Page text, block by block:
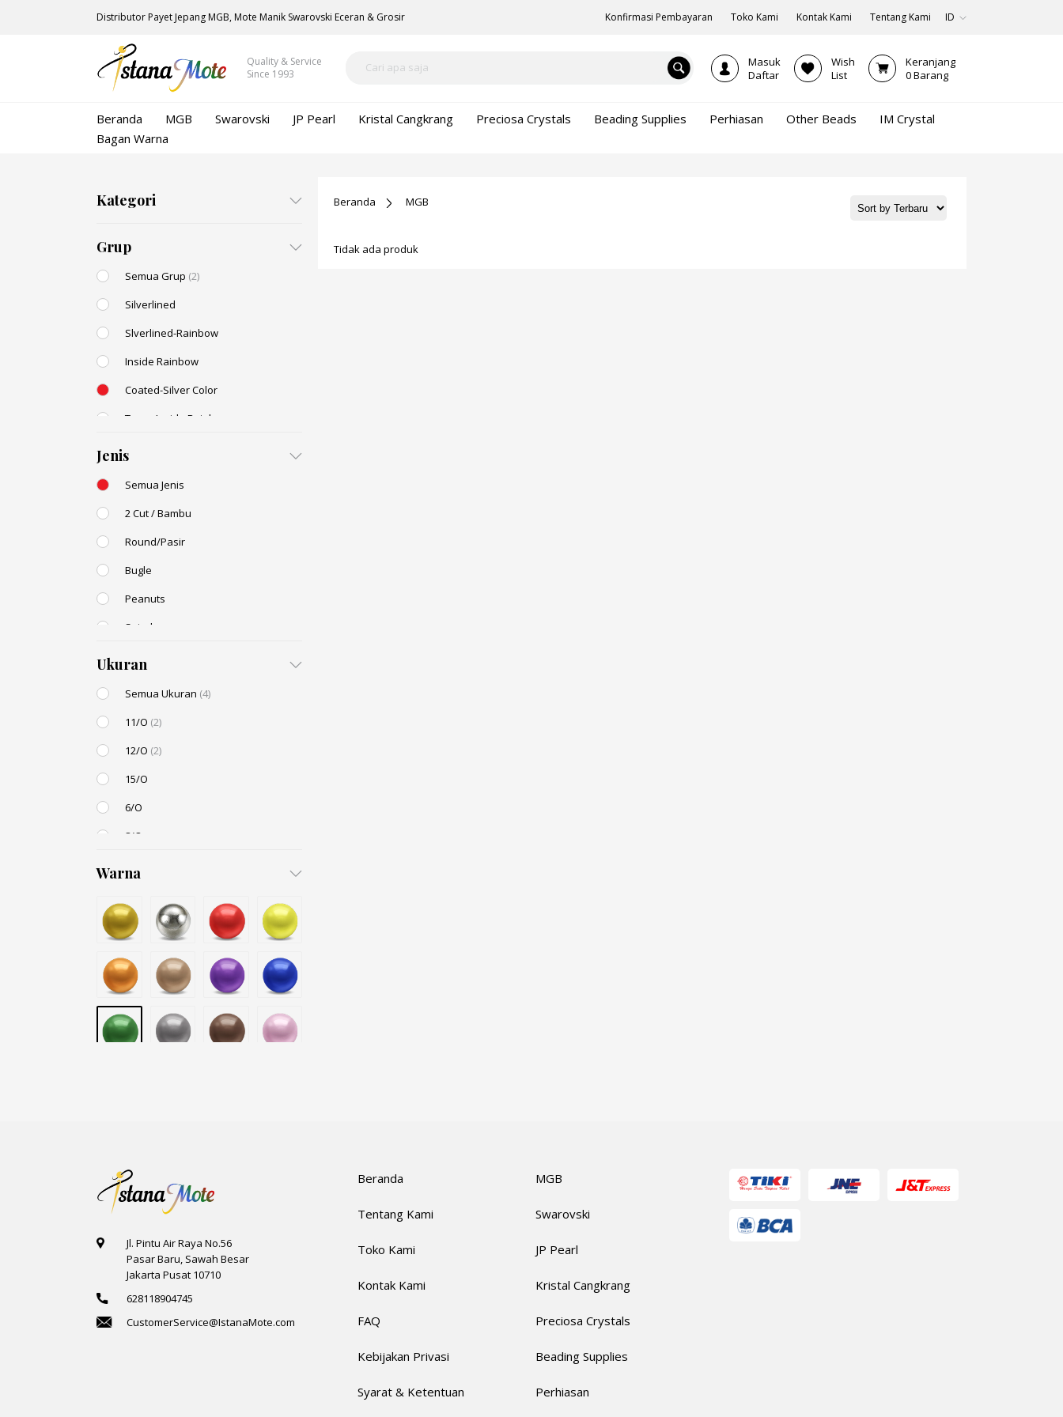
Distributor Payet Jepang MGB, Mote Manik Swarovski Eceran & Grosir Konfirmasi Pembayaran Toko Kami Kontak Kami Tentang Kami ID
Quality & Service
Since 1993
Masuk
Daftar
Wish
List
Keranjang
0Barang
Beranda MGB Swarovski JP Pearl Kristal Cangkrang Preciosa Crystals Beading Supplies Perhiasan Other Beads
IM Crystal
Bagan Warna
Kategori
Grup
Semua Grup (2)
Silverlined
Slverlined-Rainbow
Inside Rainbow
Coated-Silver Color
Trans-Inside Rainbow
Jenis
Semua Jenis
2 Cut / Bambu
Round/Pasir
Bugle
Peanuts
Spiral
Ukuran
Semua Ukuran (4)
11/O (2)
12/O (2)
15/O
6/O
8/O
6mm
Small / S-P
Warna
Beranda MGB
Tidak ada produk
Jl. Pintu Air Raya No.56
Pasar Baru, Sawah Besar
Jakarta Pusat 10710
628118904745
CustomerService@IstanaMote.com
Beranda
Tentang Kami
Toko Kami
Kontak Kami
FAQ
Kebijakan Privasi
Syarat & Ketentuan
MGB
Swarovski
JP Pearl
Kristal Cangkrang
Preciosa Crystals
Beading Supplies
Perhiasan